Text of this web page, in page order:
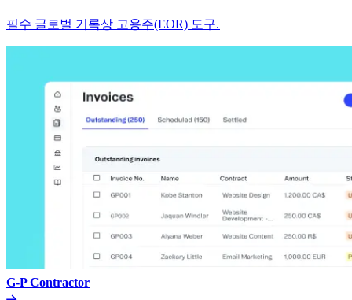
필수 글로벌 기록상 고용주(EOR) 도구.​​
G-P Contractor​​